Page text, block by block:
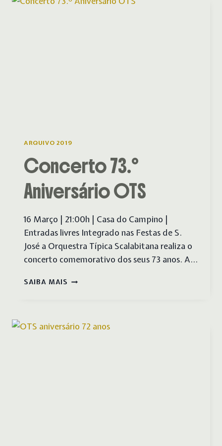
ARQUIVO 2019
Concerto 73.º
Aniversário OTS
16 Março | 21:00h | Casa do Campino |
Entradas livres Integrado nas Festas de S.
José a Orquestra Típica Scalabitana realiza o
concerto comemorativo dos seus 73 anos. A…
SAIBA MAIS CONCERTO